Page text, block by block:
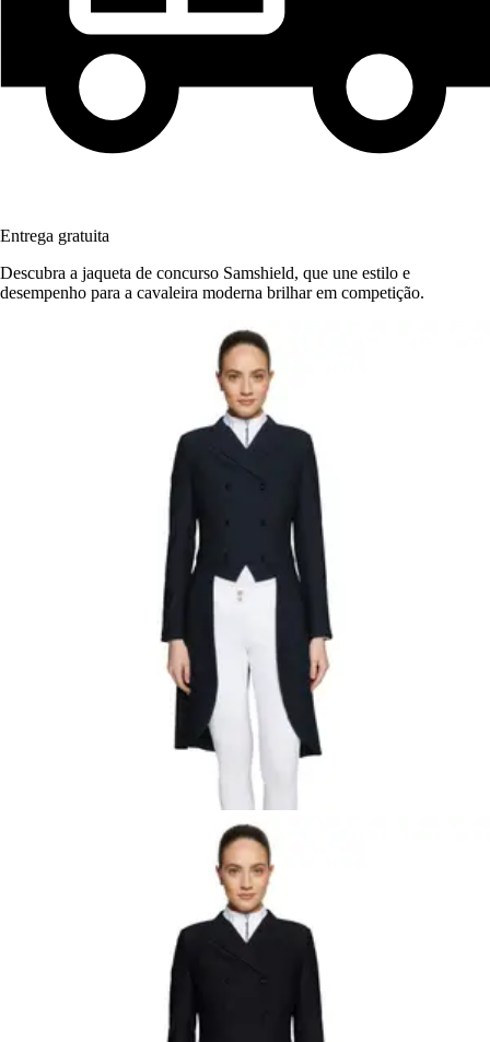
Entrega gratuita
Descubra a jaqueta de concurso Samshield, que une estilo e
desempenho para a cavaleira moderna brilhar em competição.